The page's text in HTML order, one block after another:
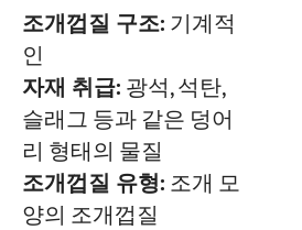
조개껍질 구조:기계적
인
자재 취급:광석, 석탄,
슬래그 등과 같은 덩어
리 형태의 물질
조개껍질 유형:조개 모
양의 조개껍질